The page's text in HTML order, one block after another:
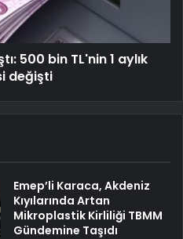
500 bin TL'nin 1 aylık
değişti
Emep’li Karaca, Akdeniz
Kıyılarında Artan
Mikroplastik Kirliliği TBMM
Gündemine Taşıdı